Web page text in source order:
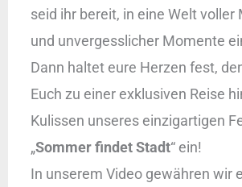
seid ihr bereit, in eine Welt voller
und unvergesslicher Momente
Dann haltet eure Herzen fest,
Euch zu einer exklusiven Reise
Kulissen unseres einzigartigen
„Sommer findet Stadt“ ein!
In unserem Video gewähren wir